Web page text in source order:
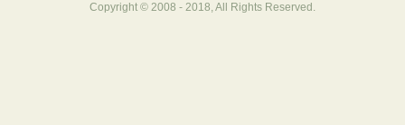
Copyright © 2008 - 2018, All Rights Reserved.